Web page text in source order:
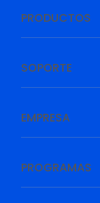
PRODUCTOS
SOPORTE
EMPRESA
PROGRAMAS